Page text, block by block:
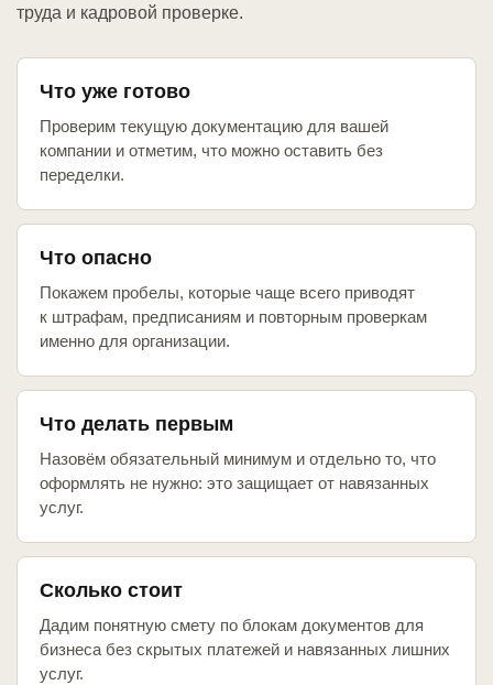
труда и кадровой проверке.
Что уже готово
Проверим текущую документацию для вашей
компании и отметим, что можно оставить без
переделки.
Что опасно
Покажем пробелы, которые чаще всего приводят
к штрафам, предписаниям и повторным проверкам
именно для организации.
Что делать первым
Назовём обязательный минимум и отдельно то, что
оформлять не нужно: это защищает от навязанных
услуг.
Сколько стоит
Дадим понятную смету по блокам документов для
бизнеса без скрытых платежей и навязанных лишних
услуг.